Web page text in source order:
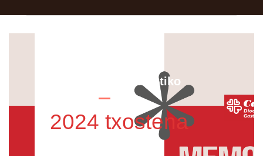
Gasteizko Elizbarrutiko
2024 txostena